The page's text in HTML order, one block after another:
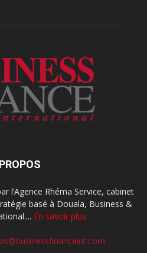
l’Agence Rhéma Service, cabinet
basé à Douala, Business &
En savoir plus